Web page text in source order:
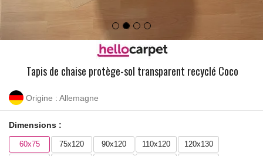
Tapis de chaise protège-sol transparent recyclé Coco
Origine : Allemagne
Dimensions :
60x75 75x120 90x120 110x120
120x130